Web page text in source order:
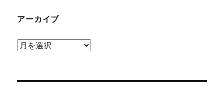
アーカイブ
ア